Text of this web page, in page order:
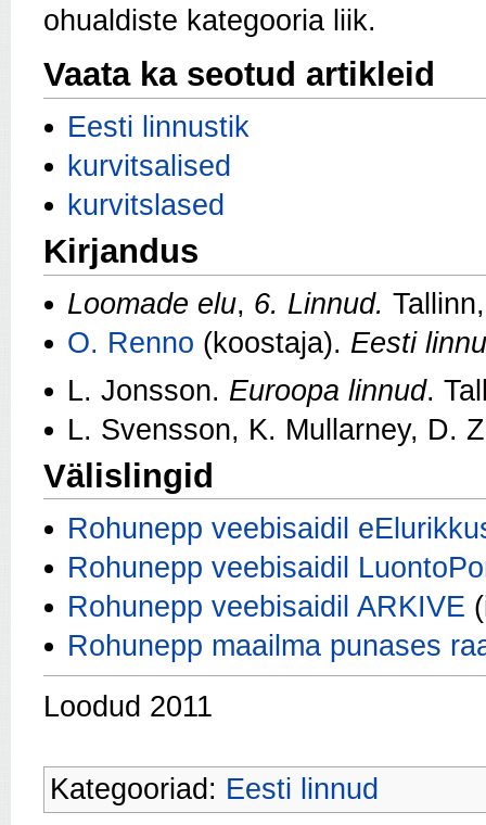
ohualdiste kategooria liik.
Vaata ka seotud artikleid
Eesti linnustik
kurvitsalised
kurvitslased
Kirjandus
Loomade elu, 6. Linnud.
O. Renno (koostaja). Eesti
L. Jonsson. Euroopa linnud.
L. Svensson, K. Mullarney, D.
Välislingid
Rohunepp veebisaidil
Rohunepp veebisaidil
Rohunepp veebisaidil ARKIVE
Rohunepp maailma punases
Loodud 2011
Kategooriad: Eesti linnud